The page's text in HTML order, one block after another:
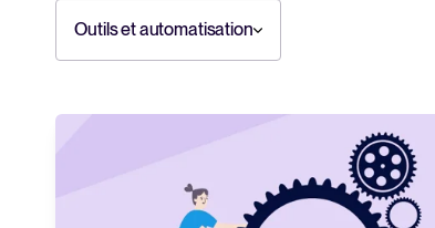
Outils et automatisation